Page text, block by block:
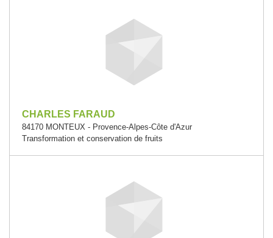
CHARLES FARAUD
84170 MONTEUX - Provence-Alpes-Côte d'Azur
Transformation et conservation de fruits